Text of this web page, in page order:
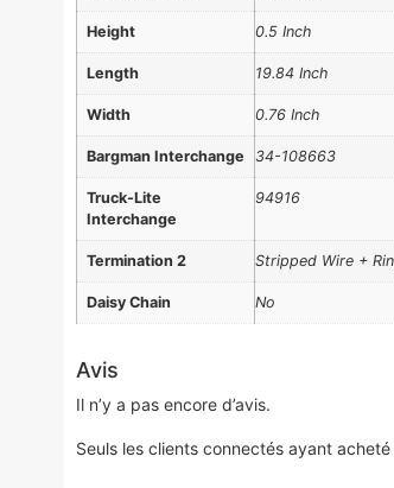
Height 0.5 Inch
Length 19.84 Inch
Width 0.76 Inch
Bargman Interchange 34-108663
Truck-Lite
Interchange
94916
Termination 2 Stripped Wire +
Daisy Chain No
Avis
Il n’y a pas encore d’avis.
Seuls les clients connectés ayant